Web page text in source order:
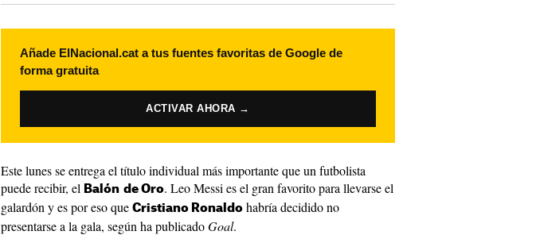
Añade ElNacional.cat a tus fuentes favoritas de Google de
forma gratuita
ACTIVAR AHORA →
Este lunes se entrega el título individual más importante que un futbolista
puede recibir, el Balón de Oro. Leo Messi es el gran favorito para llevarse el
galardón y es por eso que Cristiano Ronaldo habría decidido no
presentarse a la gala, según ha publicadoGoal.